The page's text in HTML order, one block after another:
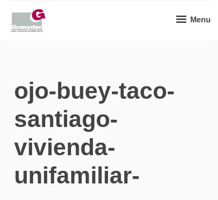
Menu
ojo-buey-taco-
santiago-
vivienda-
unifamiliar-